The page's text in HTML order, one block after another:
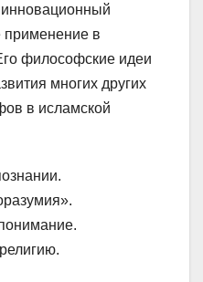
применение в
философские идеи
многих других
в исламской